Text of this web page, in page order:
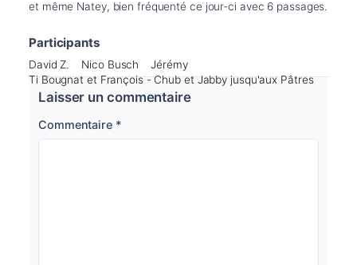
Participants
David Z. Nico Busch
Jérémy
Ti Bougnat et François - Chub et Jabby jusqu'aux Pâtres
Laisser un commentaire
Commentaire *